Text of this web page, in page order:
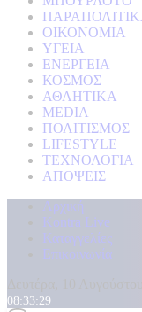
ΟΙΚΟΝΟΜΙΑ
ΥΓΕΙΑ
ΕΝΕΡΓΕΙΑ
ΚΟΣΜΟΣ
ΑΘΛΗΤΙΚΑ
MEDIA
ΠΟΛΙΤΙΣΜΟΣ
LIFESTYLE
ΤΕΧΝΟΛΟΓΙΑ
ΑΠΟΨΕΙΣ
Αρχική
Kontra Live
Καταγγελίες
Επικοινωνία
08:33:31